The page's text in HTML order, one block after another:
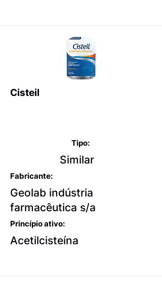
Cisteil
Tipo:
Similar
Fabricante:
Geolab indústria
farmacêutica s/a
Princípio ativo:
Acetilcisteína